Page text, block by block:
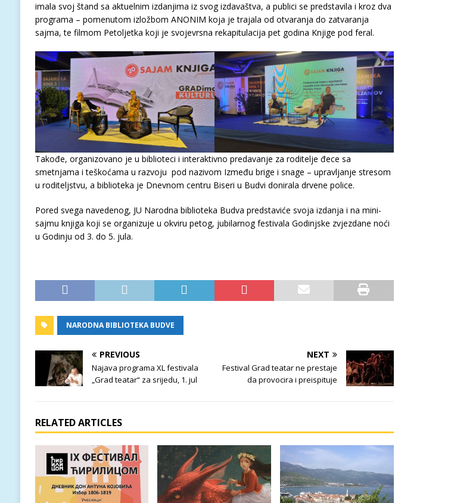
imala svoj štand sa aktuelnim izdanjima iz svog izdavaštva, a publici se predstavila i kroz dva
programa – pomenutom izložbom ANONIM koja je trajala od otvaranja do zatvaranja
sajma, te filmom Petoljetka koji je svojevrsna rekapitulacija pet godina Knjige pod feral.
Takođe, organizovano je u biblioteci i interaktivno predavanje za roditelje đece sa
smetnjama i teškoćama u razvoju pod nazivom Između brige i snage – upravljanje stresom
u roditeljstvu, a biblioteka je Dnevnom centru Biseri u Budvi donirala drvene police.
Pored svega navedenog, JU Narodna biblioteka Budva predstaviće svoja izdanja i na mini-
sajmu knjiga koji se organizuje u okviru petog, jubilarnog festivala Godinjske zvjezdane noći
u Godinju od 3. do 5. jula.
NARODNA BIBLIOTEKA BUDVE
PREVIOUS
Najava programa XL festivala
„Grad teatar“ za srijedu, 1. jul
NEXT
Festival Grad teatar ne prestaje
da provocira i preispituje
RELATED ARTICLES